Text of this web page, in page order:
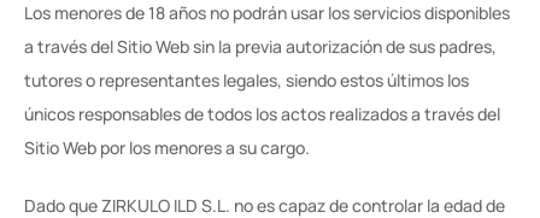
Los menores de 18 años no podrán usar los servicios disponibles
a través del Sitio Web sin la previa autorización de sus padres,
tutores o representantes legales, siendo estos últimos los
únicos responsables de todos los actos realizados a través del
Sitio Web por los menores a su cargo.
Dado que ZIRKULO ILD S.L. no es capaz de controlar la edad de